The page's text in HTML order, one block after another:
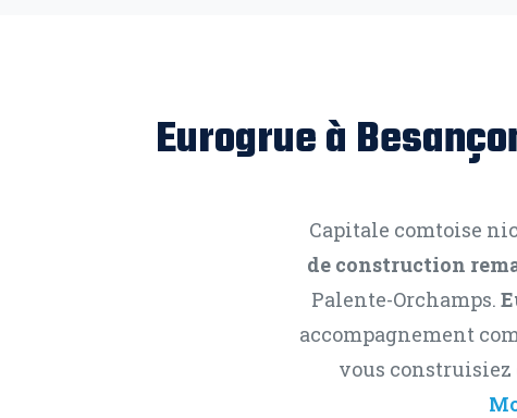
Eurogrue à
Capitale comtoise
de construction
Palente-Orchamps.
accompagnement
vous construisiez